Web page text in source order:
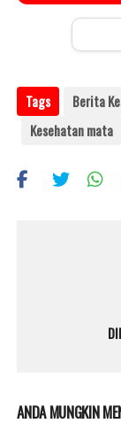
Tags Berita
Kesehatan mata
ANDA MUNGKIN